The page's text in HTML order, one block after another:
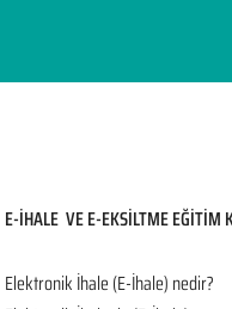
E-İHALE VE E-EKSİLTME EĞİTİM
Elektronik İhale (E-İhale) nedir?